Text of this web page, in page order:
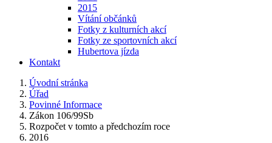
2015
Vítání občánků
Fotky z kulturních akcí
Fotky ze sportovních akcí
Hubertova jízda
Kontakt
Úvodní stránka
Úřad
Povinné Informace
Zákon 106/99Sb
Rozpočet v tomto a předchozím roce
2016